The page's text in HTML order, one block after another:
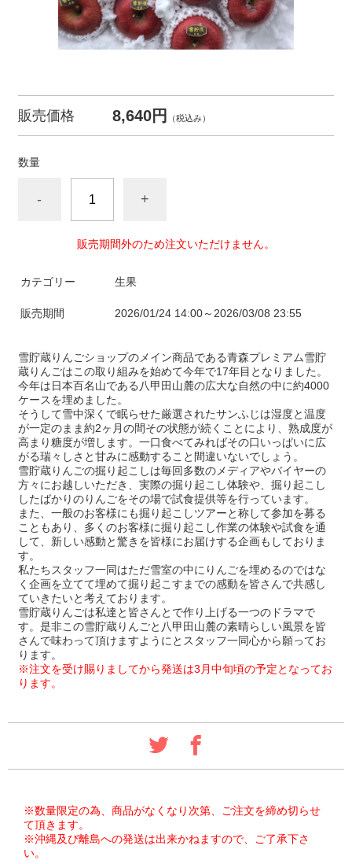
販売価格 8,640円 （税込み）
数量
- +
販売期間外のため注文いただけません。
カテゴリー 生果
販売期間 2026/01/24 14:00～2026/03/08 23:55
雪貯蔵りんごショップのメイン商品である青森プレミアム雪貯
蔵りんごはこの取り組みを始めて今年で17年目となりました。
今年は日本百名山である八甲田山麓の広大な自然の中に約4000
ケースを埋めました。
そうして雪中深くで眠らせた厳選されたサンふじは湿度と温度
が一定のまま約2ヶ月の間その状態が続くことにより、熟成度が
高まり糖度が増します。一口食べてみればその口いっぱいに広
がる瑞々しさと甘みに感動すること間違いないでしょう。
雪貯蔵りんごの掘り起こしは毎回多数のメディアやバイヤーの
方々にお越しいただき、実際の掘り起こし体験や、掘り起こし
したばかりのりんごをその場で試食提供等を行っています。
また、一般のお客様にも掘り起こしツアーと称して参加を募る
こともあり、多くのお客様に掘り起こし作業の体験や試食を通
して、新しい感動と驚きを皆様にお届けする企画もしておりま
す。
私たちスタッフ一同はただ雪室の中にりんごを埋めるのではな
く企画を立てて埋めて掘り起こすまでの感動を皆さんで共感し
ていきたいと考えております。
雪貯蔵りんごは私達と皆さんとで作り上げる一つのドラマで
す。是非この雪貯蔵りんごと八甲田山麓の素晴らしい風景を皆
さんで味わって頂けますようにとスタッフ一同心から願ってお
ります。
※注文を受け賜りましてから発送は3月中旬頃の予定となってお
ります。
※数量限定の為、商品がなくなり次第、ご注文を締め切らせ
て頂きます。
※沖縄及び離島への発送は出来かねますので、ご了承下さ
い。